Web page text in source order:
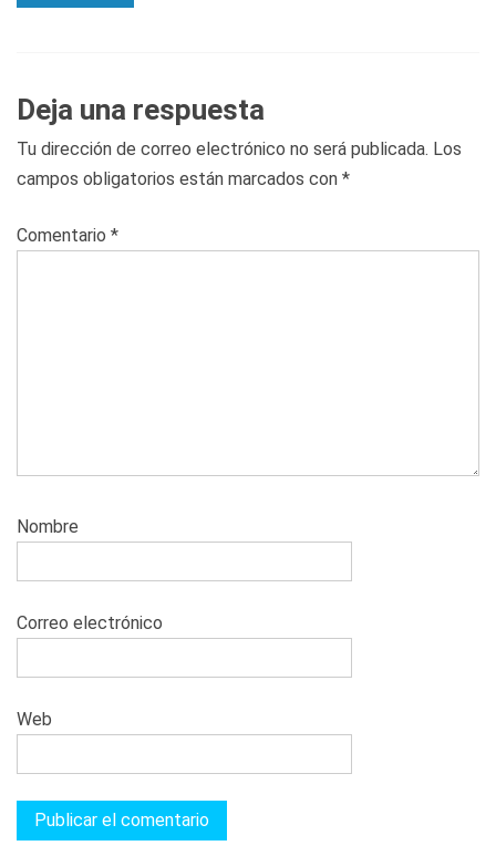
Deja una respuesta
Tu dirección de correo electrónico no será publicada. Los
campos obligatorios están marcados con *
Comentario *
Nombre
Correo electrónico
Web